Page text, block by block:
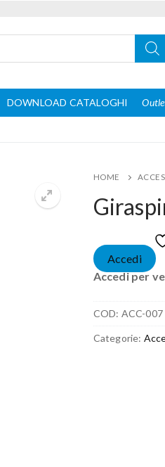
DOWNLOAD CATALOGHI
HOME
Accedi
Accedi per
COD: ACC-007
Categorie: